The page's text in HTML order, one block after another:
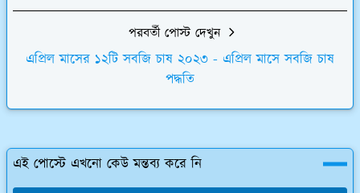
পরবর্তী পোস্ট দেখুন
এপ্রিল মাসের ১২টি সবজি চাষ ২০২৩ - এপ্রিল মাসে সবজি চাষ
পদ্ধতি
এই পোস্টে এখনো কেউ মন্তব্য করে নি